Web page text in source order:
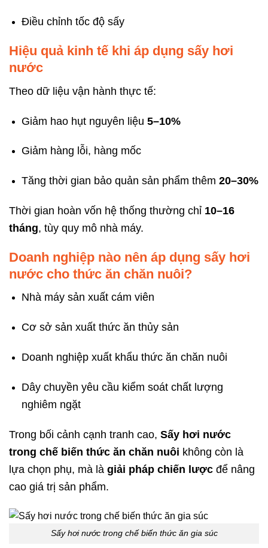
Điều chỉnh tốc độ sấy
Hiệu quả kinh tế khi áp dụng sấy hơi
nước
Theo dữ liệu vận hành thực tế:
Giảm hao hụt nguyên liệu 5–10%
Giảm hàng lỗi, hàng mốc
Tăng thời gian bảo quản sản phẩm thêm 20–30%
Thời gian hoàn vốn hệ thống thường chỉ 10–16
tháng, tùy quy mô nhà máy.
Doanh nghiệp nào nên áp dụng sấy hơi
nước cho thức ăn chăn nuôi?
Nhà máy sản xuất cám viên
Cơ sở sản xuất thức ăn thủy sản
Doanh nghiệp xuất khẩu thức ăn chăn nuôi
Dây chuyền yêu cầu kiểm soát chất lượng
nghiêm ngặt
Trong bối cảnh cạnh tranh cao, Sấy hơi nước
trong chế biến thức ăn chăn nuôi không còn là
lựa chọn phụ, mà là giải pháp chiến lược để nâng
cao giá trị sản phẩm.
Sấy hơi nước trong chế biến thức ăn gia súc